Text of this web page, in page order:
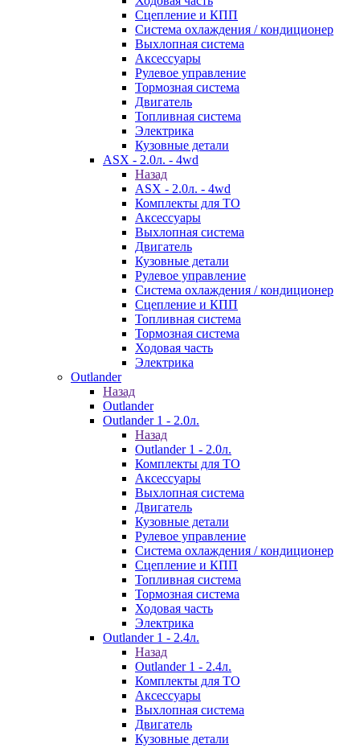
Сцепление и КПП
Система охлаждения / кондиционер
Выхлопная система
Аксессуары
Рулевое управление
Тормозная система
Двигатель
Топливная система
Электрика
Кузовные детали
ASX - 2.0л. - 4wd
Назад
ASX - 2.0л. - 4wd
Комплекты для ТО
Аксессуары
Выхлопная система
Двигатель
Кузовные детали
Рулевое управление
Система охлаждения / кондиционер
Сцепление и КПП
Топливная система
Тормозная система
Ходовая часть
Электрика
Outlander
Назад
Outlander
Outlander 1 - 2.0л.
Назад
Outlander 1 - 2.0л.
Комплекты для ТО
Аксессуары
Выхлопная система
Двигатель
Кузовные детали
Рулевое управление
Система охлаждения / кондиционер
Сцепление и КПП
Топливная система
Тормозная система
Ходовая часть
Электрика
Outlander 1 - 2.4л.
Назад
Outlander 1 - 2.4л.
Комплекты для ТО
Аксессуары
Выхлопная система
Двигатель
Кузовные детали